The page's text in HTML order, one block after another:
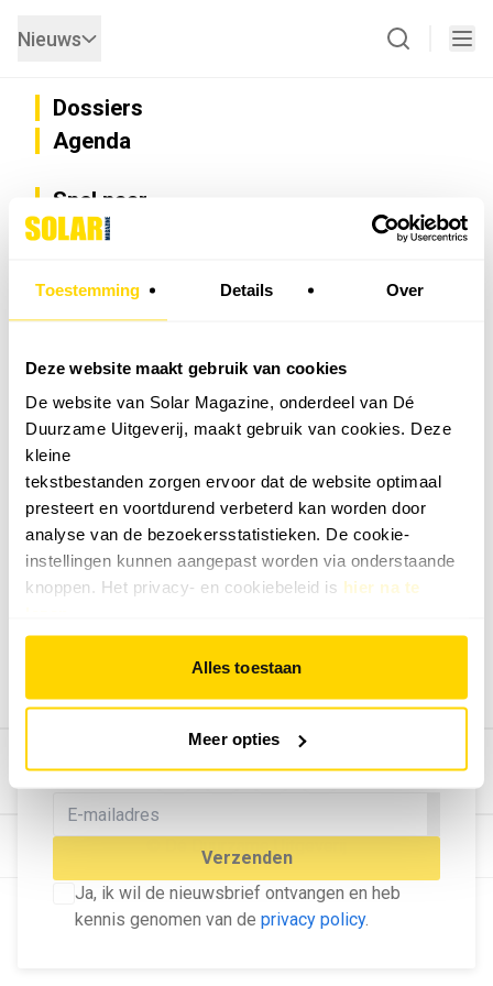
Toestemming Details Over
Deze website maakt gebruik van cookies
De website van Solar Magazine, onderdeel van Dé
Duurzame Uitgeverij, maakt gebruik van cookies. Deze
kleine
tekstbestanden zorgen ervoor dat de website optimaal
presteert en voortdurend verbeterd kan worden door
analyse van de bezoekersstatistieken. De cookie-
instellingen kunnen aangepast worden via onderstaande
knoppen. Het privacy- en cookiebeleid is hier na te
Alles toestaan
Meer opties
MELD U AAN VOOR ONZE
NIEUWSBRIEF
Blijf op de hoogte van het laatste nieuws!
Verzenden
Ja, ik wil de nieuwsbrief ontvangen en heb
kennis genomen van de privacy policy.
Nieuws
Dossiers
Agenda
Snel naar
Privacy
Nieuwsbrief
Vacatures
Installateurzoeker
Cookievoorkeuren wijzigen
English
Geef ons feedback
Vertel ons wat je van onze website vindt.
Tip de redactie
Bekijk hier de mogelijkheden.
© Dé Duurzame Uitgeverij